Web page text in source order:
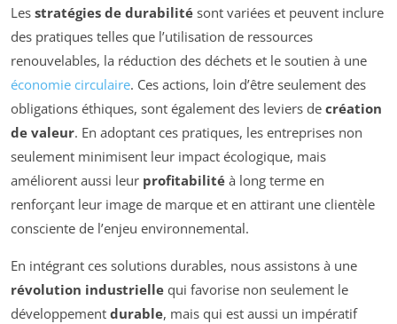
Les stratégies de durabilité sont variées et peuvent inclure
des pratiques telles que l’utilisation de ressources
renouvelables, la réduction des déchets et le soutien à une
économie circulaire. Ces actions, loin d’être seulement des
obligations éthiques, sont également des leviers de création
de valeur. En adoptant ces pratiques, les entreprises non
seulement minimisent leur impact écologique, mais
améliorent aussi leur profitabilité à long terme en
renforçant leur image de marque et en attirant une clientèle
consciente de l’enjeu environnemental.
En intégrant ces solutions durables, nous assistons à une
révolution industrielle qui favorise non seulement le
développement durable, mais qui est aussi un impératif